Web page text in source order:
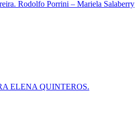
Rodolfo Porrini – Mariela Salaberry
ELENA QUINTEROS.